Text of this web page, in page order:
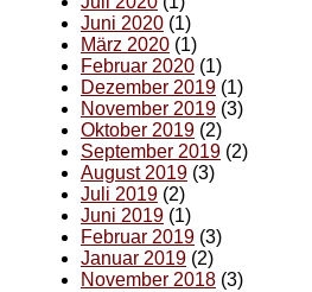
Juni 2020 (1)
März 2020 (1)
Februar 2020 (1)
Dezember 2019 (1)
November 2019 (3)
Oktober 2019 (2)
September 2019 (2)
August 2019 (3)
Juli 2019 (2)
Juni 2019 (1)
Februar 2019 (3)
Januar 2019 (2)
November 2018 (3)